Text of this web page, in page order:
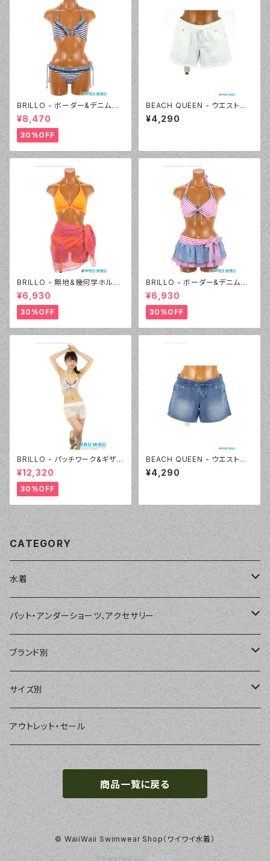
BRILLO - ボーダー&デニムビ
¥8,470
30%OFF
BEACH QUEEN - ウエストシャ
ーリングカットデニム（333360
- 09:ホワイト）
¥4,290
BRILLO - 無地&幾何学ホルタ
ー 2Wayパレオセット（3313 -
20:オレンジ）
¥6,930
30%OFF
BRILLO - ボーダー&デニムビ
キニ キュロパンセット（3312 - 1
2:ピンク）
¥6,930
30%OFF
BRILLO - パッチワーク&ギザギ
ザニット キュロパンセット（330
6 - 75:ネイビーブルー）
¥12,320
30%OFF
BEACH QUEEN - ウエストシャ
ーリングカットデニム（333360
- 80:ブルー）
¥4,290
CATEGORY
水着
単品
ショートパンツ、ボードショーツ
パーカー、ラッシュパーカー
ラッシュガード、ジャケット
ワンピース・モノキニ
ナチュラルタンキニ
ナチュラルタンキニ
2点セット
4点セット
3点セット
パット・アンダーショーツ、アクセサリー
パット
アンダーショーツ
アクセサリー
ブランド別
BEACH QUEEN
MILSQUR
Sweet Flavor
LIP SERVICE
EMODA
サイズ別
フリー
7号
S9号
M
11号
アウトレット・セール
商品一覧に戻る
© WaiiWaii Swimwear Shop（ワイワイ水着）
Powered by